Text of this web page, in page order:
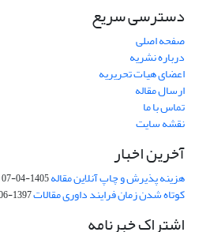
دسترسی سریع
صفحه اصلی
درباره نشریه
اعضای هیات تحریریه
ارسال مقاله
تماس با ما
نقشه سایت
آخرین اخبار
هزینه پذیرش و چاپ آنلاین مقاله1405-04-07
کوتاه شدن زمان فرایند داوری مقالات1397-06-05
اشتراک خبرنامه